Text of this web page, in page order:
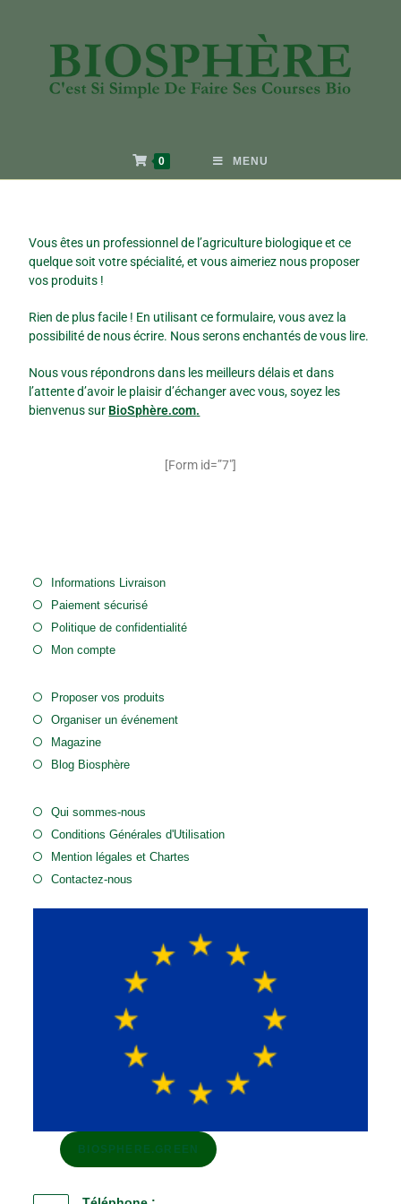
0 MENU
Vous êtes un professionnel de l’agriculture biologique et ce
quelque soit votre spécialité, et vous aimeriez nous proposer
vos produits !
Rien de plus facile ! En utilisant ce formulaire, vous avez la
possibilité de nous écrire. Nous serons enchantés de vous lire.
Nous vous répondrons dans les meilleurs délais et dans
l’attente d’avoir le plaisir d’échanger avec vous, soyez les
bienvenus sur BioSphère.com.
[Form id=”7″]
Informations Livraison
Paiement sécurisé
Politique de confidentialité
Mon compte
Proposer vos produits
Organiser un événement
Magazine
Blog Biosphère
Qui sommes-nous
Conditions Générales d'Utilisation
Mention légales et Chartes
Contactez-nous
BIOSPHERE.GREEN